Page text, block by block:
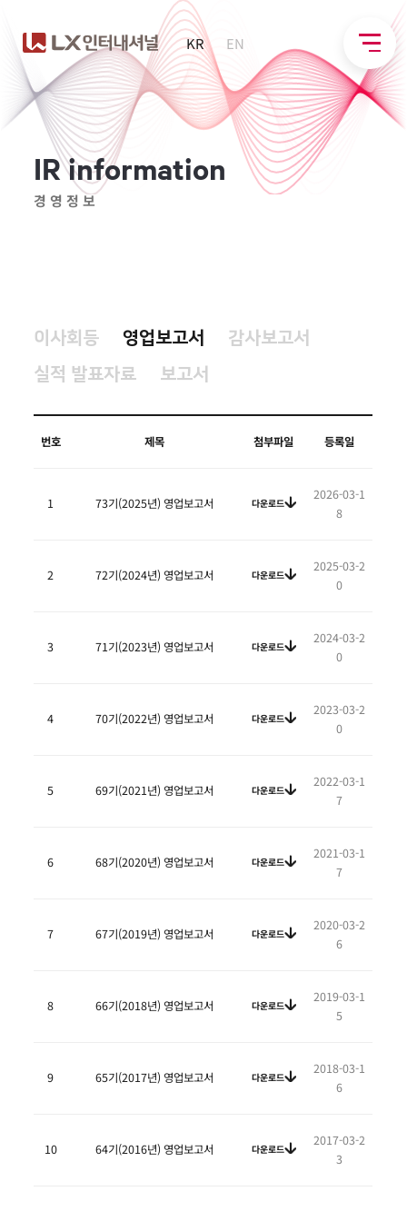
KR EN
IRinformation
경영정보
이사회등 영업보고서
감사보고서
실적 발표자료
보고서
번호 제목 첨부파일 등록일
1 73기(2025년) 영업보고서 다운로드
2026-03-1
8
2 72기(2024년) 영업보고서 다운로드
2025-03-2
0
3 71기(2023년) 영업보고서 다운로드
2024-03-2
0
4 70기(2022년) 영업보고서 다운로드
2023-03-2
0
5 69기(2021년) 영업보고서 다운로드
2022-03-1
7
6 68기(2020년) 영업보고서 다운로드
2021-03-1
7
7 67기(2019년) 영업보고서 다운로드
2020-03-2
6
8 66기(2018년) 영업보고서 다운로드
2019-03-1
5
9 65기(2017년) 영업보고서 다운로드
2018-03-1
6
10 64기(2016년) 영업보고서 다운로드
2017-03-2
3